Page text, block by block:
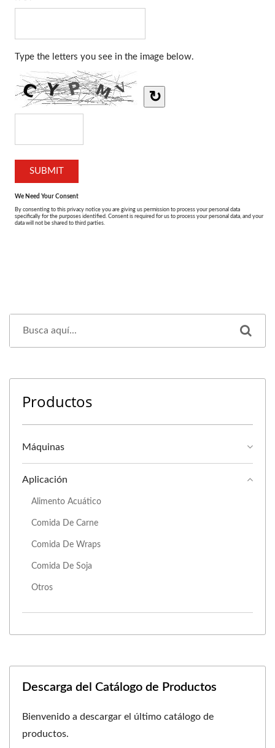
Productos
Máquinas
Aplicación
Alimento Acuático
Comida De Carne
Comida De Wraps
Comida De Soja
Otros
Descarga del Catálogo de Productos
Bienvenido a descargar el último catálogo de
productos.